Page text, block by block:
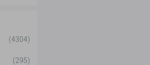
(4304)
(295)